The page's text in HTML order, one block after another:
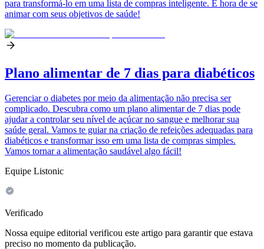
para transformá-lo em uma lista de compras inteligente. É hora de se
animar com seus objetivos de saúde!
Plano alimentar de 7 dias para diabéticos
Gerenciar o diabetes por meio da alimentação não precisa ser
complicado. Descubra como um plano alimentar de 7 dias pode
ajudar a controlar seu nível de açúcar no sangue e melhorar sua
saúde geral. Vamos te guiar na criação de refeições adequadas para
diabéticos e transformar isso em uma lista de compras simples.
Vamos tornar a alimentação saudável algo fácil!
Equipe Listonic
Verificado
Nossa equipe editorial verificou este artigo para garantir que estava
preciso no momento da publicação.